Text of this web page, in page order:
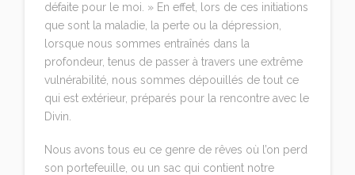
défaite pour le moi. » En effet, lors de ces initiations
que sont la maladie, la perte ou la dépression,
lorsque nous sommes entraînés dans la
profondeur, tenus de passer à travers une extrême
vulnérabilité, nous sommes dépouillés de tout ce
qui est extérieur, préparés pour la rencontre avec le
Divin.
Nous avons tous eu ce genre de rêves où l’on perd
son portefeuille, ou un sac qui contient notre